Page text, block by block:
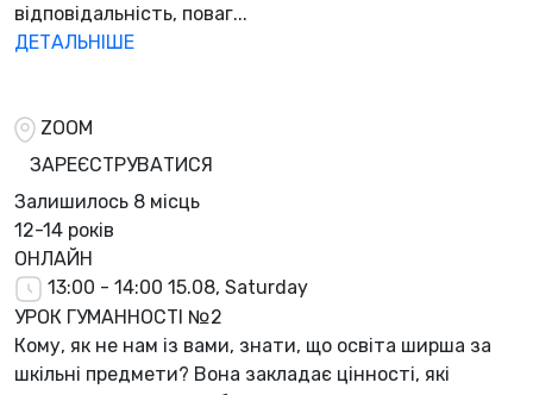
відповідальність, поваг...
ДЕТАЛЬНІШЕ
ZOOM
ЗАРЕЄСТРУВАТИСЯ
Залишилось 8 місць
12-14 років
ОНЛАЙН
13:00 - 14:00 15.08, Saturday
УРОК ГУМАННОСТІ №2
Кому, як не нам із вами, знати, що освіта ширша за
шкільні предмети? Вона закладає цінності, які